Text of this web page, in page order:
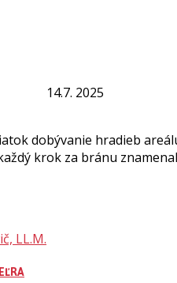
14.7. 2025
dobývanie hradieb
krok za bránu
LL.M.